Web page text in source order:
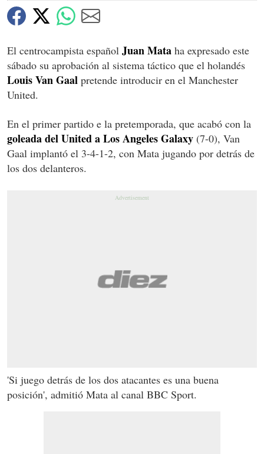
El centrocampista español Juan Mata ha expresado este
sábado su aprobación al sistema táctico que el holandés
Louis Van Gaal pretende introducir en el Manchester
United.
En el primer partido e la pretemporada, que acabó con la
goleada del United a Los Angeles Galaxy (7-0), Van
Gaal implantó el 3-4-1-2, con Mata jugando por detrás de
los dos delanteros.
'Si juego detrás de los dos atacantes es una buena
posición', admitió Mata al canal BBC Sport.